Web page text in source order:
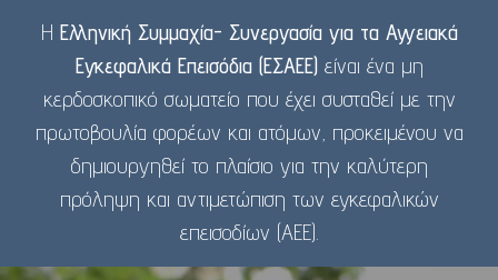
Η Ελληνική Συμμαχία- Συνεργασία για τα Αγγειακά
Εγκεφαλικά Επεισόδια (ΕΣΑΕΕ)είναι ένα μη
κερδοσκοπικό σωματείο που έχει συσταθεί με την
πρωτοβουλία φορέων και ατόμων, προκειμένου να
δημιουργηθεί το πλαίσιο για την καλύτερη
πρόληψη και αντιμετώπιση των εγκεφαλικών
επεισοδίων (ΑΕΕ).